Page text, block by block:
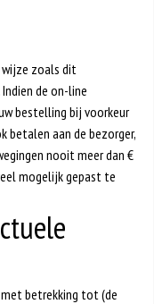
zoals dit
de on-line
bestelling bij voorkeur
betalen aan de bezorger,
nooit meer dan €
mogelijk gepast te
betrekking tot (de